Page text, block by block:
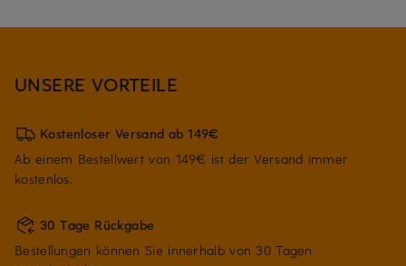
UNSERE VORTEILE
Kostenloser Versand ab 149€
Ab einem Bestellwert von 149€ ist der Versand immer
kostenlos.
30 Tage Rückgabe
Bestellungen können Sie innerhalb von 30 Tagen